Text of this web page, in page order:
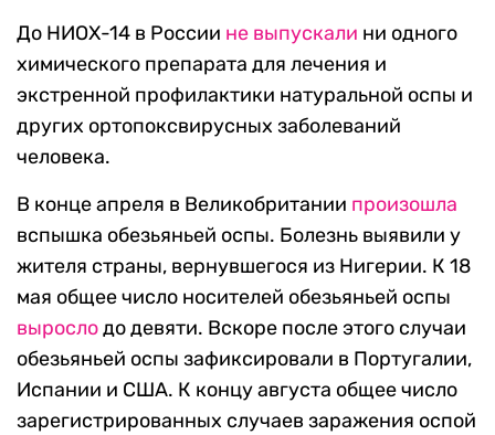
До НИОХ-14 в России не выпускали ни одного
химического препарата для лечения и
экстренной профилактики натуральной оспы и
других ортопоксвирусных заболеваний
человека.
В конце апреля в Великобритании произошла
вспышка обезьяньей оспы. Болезнь выявили у
жителя страны, вернувшегося из Нигерии. К 18
мая общее число носителей обезьяньей оспы
вырослодо девяти. Вскоре после этого случаи
обезьяньей оспы зафиксировали в Португалии,
Испании и США. К концу августа общее число
зарегистрированных случаев заражения оспой